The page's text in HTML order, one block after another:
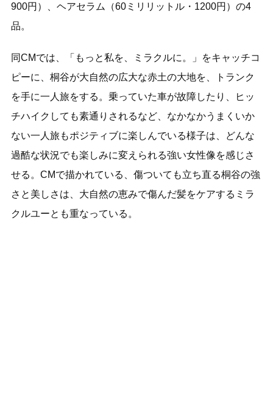
900円）、ヘアセラム（60ミリリットル・1200円）の4
品。
同CMでは、「もっと私を、ミラクルに。」をキャッチコ
ピーに、桐谷が大自然の広大な赤土の大地を、トランク
を手に一人旅をする。乗っていた車が故障したり、ヒッ
チハイクしても素通りされるなど、なかなかうまくいか
ない一人旅もポジティブに楽しんでいる様子は、どんな
過酷な状況でも楽しみに変えられる強い女性像を感じさ
せる。CMで描かれている、傷ついても立ち直る桐谷の強
さと美しさは、大自然の恵みで傷んだ髪をケアするミラ
クルユーとも重なっている。